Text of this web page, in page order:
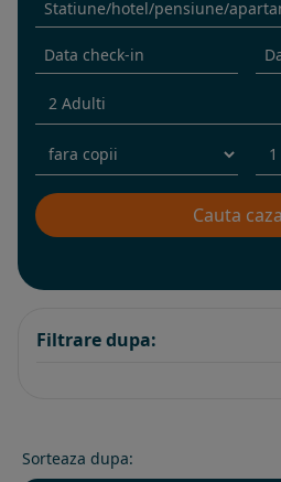
Filtrare dupa:
Sorteaza dupa: